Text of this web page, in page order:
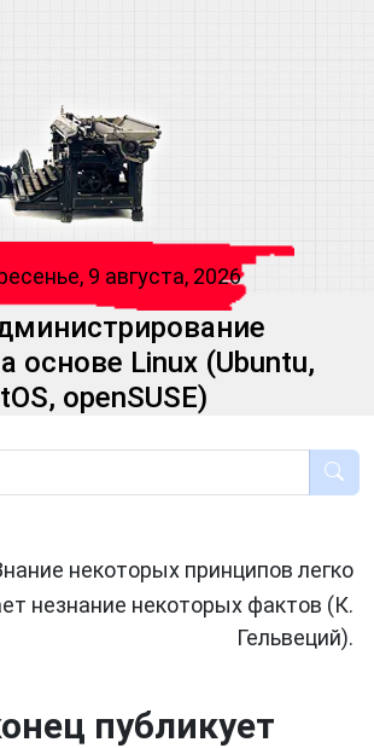
9 августа, 2026
основе Linux (Ubuntu,
openSUSE)
некоторых принципов легко
незнание некоторых фактов (К.
Гельвеций).
публикует